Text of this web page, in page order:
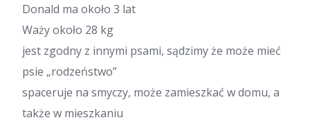
Donald ma około 3 lat
Waży około 28 kg
jest zgodny z innymi psami, sądzimy że może mieć
psie „rodzeństwo”
spaceruje na smyczy, może zamieszkać w domu, a
także w mieszkaniu